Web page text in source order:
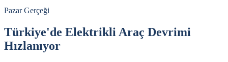
Pazar Gerçeği
Türkiye'de Elektrikli Araç Devrimi
Hızlanıyor